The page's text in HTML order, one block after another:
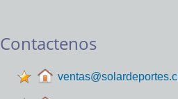
Contactenos
ventas@solardeportes.cl